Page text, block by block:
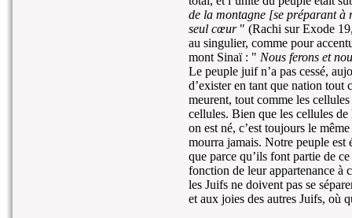
de la montagne [se préparant à
seul cœur " (Rachi sur Exode
au singulier, comme pour
mont Sinaï : " Nous ferons et
Le peuple juif n’a pas cessé,
d’exister en tant que nation tout
meurent, tout comme les
cellules. Bien que les cellules de
on est né, c’est toujours le
mourra jamais. Notre peuple
que parce qu’ils font partie de
fonction de leur appartenance à
les Juifs ne doivent pas se
et aux joies des autres Juifs, où